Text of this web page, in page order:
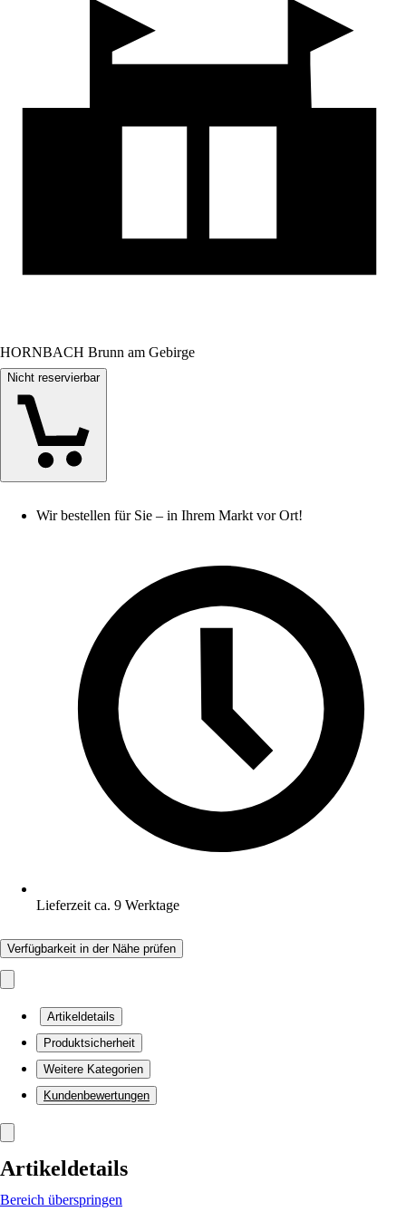
HORNBACH Brunn am Gebirge
Nicht reservierbar
Wir bestellen für Sie – in Ihrem Markt vor Ort!
Lieferzeit ca. 9 Werktage
Verfügbarkeit in der Nähe prüfen
Artikeldetails
Produktsicherheit
Weitere Kategorien
Kundenbewertungen
Artikeldetails
Bereich überspringen